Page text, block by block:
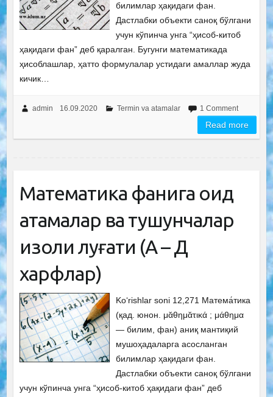
билимлар ҳақидаги фан.
Дастлабки объекти саноқ бўлгани
учун кўпинча унга “ҳисоб-китоб
ҳақидаги фан” деб қаралган. Бугунги математикада
ҳисоблашлар, ҳатто формулалар устидаги амаллар жуда
кичик…
admin 16.09.2020 Termin va atamalar 1 Comment
Read more
Математика фанига оид
атамалар ва тушунчалар
изоҳли луғати (А – Д
харфлар)
Ko‘rishlar soni 12,271 Матема́тика
(қад. юнон. μᾰθημᾰτικά ; μάθημα
— билим, фан) аниқ мантиқий
мушоҳадаларга асосланган
билимлар ҳақидаги фан.
Дастлабки объекти саноқ бўлгани
учун кўпинча унга “ҳисоб-китоб ҳақидаги фан” деб